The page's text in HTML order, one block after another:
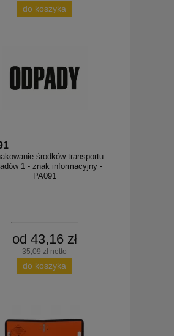
do koszyka
środków transportu
1 - znak informacyjny -
PA091
od 43,16 zł
35,09 zł netto
do koszyka